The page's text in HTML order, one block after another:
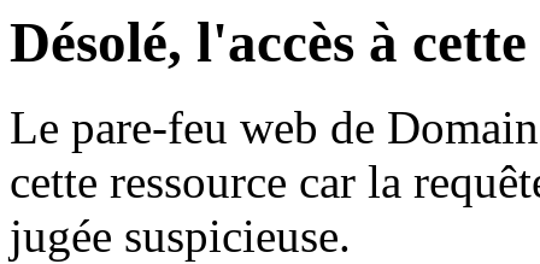
Désolé, l'accès à
Le pare-feu web de
cette ressource car la
jugée suspicieuse.